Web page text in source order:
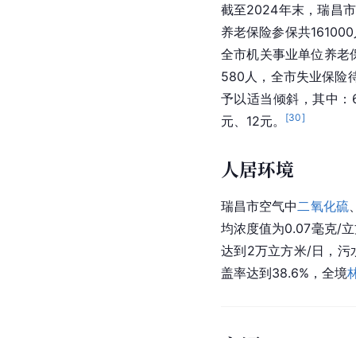
截至2024年末，瑞昌
养老保险参保共
全市机关事业单位养
580人，全市失业保险
予以适当倾斜，其中
元、12元。
[30]
人居环境
瑞昌市空气中 二氧化硫
均浓度值为0.07毫克/
达到2万立方米/日，污
盖率达到38.6%，全境